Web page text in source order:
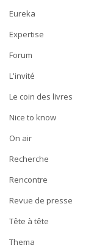
Eureka
Expertise
Forum
L'invité
Le coin des livres
Nice to know
On air
Recherche
Rencontre
Revue de presse
Tête à tête
Thema